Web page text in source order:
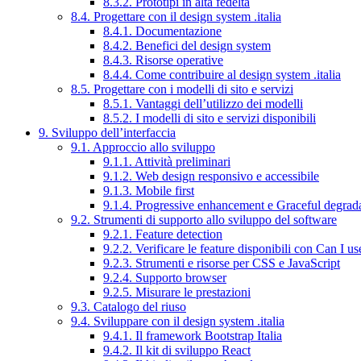
8.4. Progettare con il design system .italia
8.4.1. Documentazione
8.4.2. Benefici del design system
8.4.3. Risorse operative
8.4.4. Come contribuire al design system .italia
8.5. Progettare con i modelli di sito e servizi
8.5.1. Vantaggi dell’utilizzo dei modelli
8.5.2. I modelli di sito e servizi disponibili
9. Sviluppo dell’interfaccia
9.1. Approccio allo sviluppo
9.1.1. Attività preliminari
9.1.2. Web design responsivo e accessibile
9.1.3. Mobile first
9.1.4. Progressive enhancement e Graceful
9.2. Strumenti di supporto allo sviluppo del software
9.2.1. Feature detection
9.2.2. Verificare le feature disponibili con Can I
9.2.3. Strumenti e risorse per CSS e JavaScript
9.2.4. Supporto browser
9.2.5. Misurare le prestazioni
9.3. Catalogo del riuso
9.4. Sviluppare con il design system .italia
9.4.1. Il framework Bootstrap Italia
9.4.2. Il kit di sviluppo React